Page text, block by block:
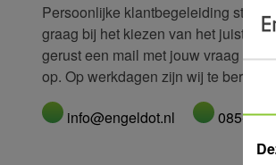
Persoonlijke klantbegeleiding staat
graag bij het kiezen van het juiste
gerust een mail met jouw vraag of
op. Op werkdagen zijn wij te
info@engeldot.nl
085-487